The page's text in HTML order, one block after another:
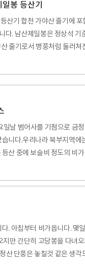
축산이나 간월산 까지 100
이름이 등재되어야 명산인
만큼 멋..
봉 등산기
산기 합천 가야산 줄기에 포
다. 남산제일봉은 정상석 기
줄기로서 병풍처럼 둘러쳐
북쪽 부분 가야산에 비하면
군들의 기상이 화려한 산
하면서 보는 석주들의 솟아
것을 느깁니다. 梅花山(매
954..
날 범어사를 기점으로 금
니다.우리나라 북부지역에
산 중에 보슬비 정도의 비
산의 등산은 자제하겠다는
서 돌아온시간까지 총 5시간
편하게 생각하지만 금정산
명산입니다. 저..
. 아침부터 비가옵니다. 몇
만 간단히 고당봉을 다녀오
산 단풍은 놓칠것 같은 생각